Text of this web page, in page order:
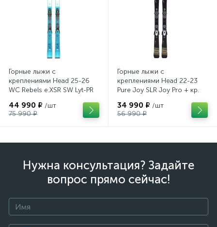
Горные лыжи с
креплениями Head 25-26
WC Rebels e.XSR SW Lyt-PR
(100943)
44 990 ₽ /шт
75 990 ₽
Горные лыжи с
креплениями Head 22-23
Pure Joy SLR Joy Pro + кр.
(100953)
34 990 ₽ /шт
56 990 ₽
Нужна консультация? Задайте
вопрос прямо сейчас!